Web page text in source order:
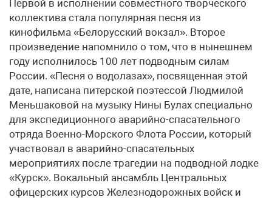
Первой в исполнении совместного творческого
коллектива стала популярная песня из
кинофильма «Белорусский вокзал». Второе
произведение напомнило о том, что в нынешнем
году исполнилось 100 лет подводным силам
России. «Песня о водолазах», посвященная этой
дате, написана питерской поэтессой Людмилой
Меньшаковой на музыку Нины Булах специально
для экспедиционного аварийно-спасательного
отряда Военно-Морского Флота России, который
участвовал в аварийно-спасательных
мероприятиях после трагедии на подводной лодке
«Курск». Вокальный ансамбль Центральных
офицерских курсов Железнодорожных войск и